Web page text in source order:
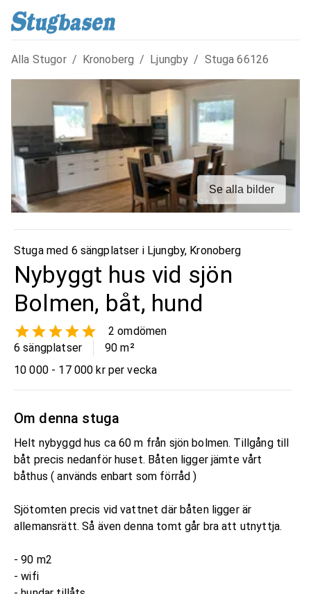
Alla Stugor / Kronoberg / Ljungby / Stuga66126
Se alla bilder
Stuga med 6 sängplatser i Ljungby, Kronoberg
Nybyggt hus vid sjön
Bolmen, båt, hund
2 omdömen
6 sängplatser
90 m²
10 000 - 17 000 kr per vecka
Om denna stuga
Helt nybyggd hus ca 60 m från sjön bolmen. Tillgång till
båt precis nedanför huset. Båten ligger jämte vårt
båthus ( används enbart som förråd )
Sjötomten precis vid vattnet där båten ligger är
allemansrätt. Så även denna tomt går bra att utnyttja.
- 90 m2
- wifi